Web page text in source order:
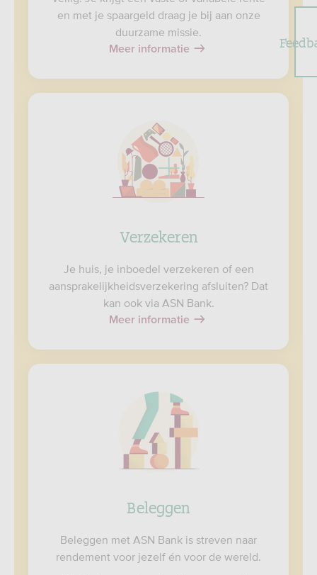
en met je spaargeld draag je bij aan onze
duurzame missie.
Meer informatie
Verzekeren
Je huis, je inboedel verzekeren of een
aansprakelijkheidsverzekering afsluiten? Dat
kan ook via ASN Bank.
Meer informatie
Beleggen
Beleggen met ASN Bank is streven naar
rendement voor jezelf én voor de wereld.